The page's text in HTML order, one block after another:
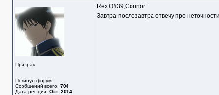
Призрак
Покинул форум
Сообщений всего: 704
Дата рег-ции: Окт. 2014
Rex O#39;Connor
Завтра-послезавтра отвечу про